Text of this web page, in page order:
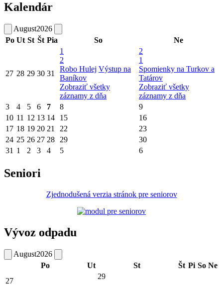
Kalendár
August2026
Po Ut St Št Pia So Ne
27 28 29 30 31
1
2
Robo Hulej Výstup na
Baníkov
Zobraziť všetky
záznamy z dňa
2
1
Spomienky na Turkov a
Tatárov
Zobraziť všetky
záznamy z dňa
3
4 5 6 7 8
9
10 11 12 13 14 15
16
17 18 19 20 21 22
23
24 25 26 27 28 29
30
31 1 2 3 4 5 6
Seniori
Zjednodušená verzia stránok pre seniorov
Vývoz odpadu
August2026
Po
Ut St Št Pi So Ne
27
29